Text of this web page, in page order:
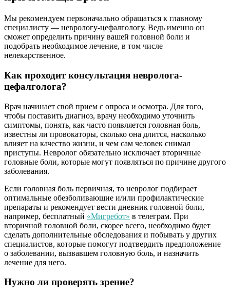
Мы рекомендуем первоначально обращаться к главному
специалисту — неврологу-цефалгологу. Ведь именно он
сможет определить причину вашей головной боли и
подобрать необходимое лечение, в том числе
нелекарственное.
Как проходит консультация невролога-
цефалголога?
Врач начинает свой прием с опроса и осмотра. Для того,
чтобы поставить диагноз, врачу необходимо уточнить
симптомы, понять, как часто появляется головная боль,
известны ли провокаторы, сколько она длится, насколько
влияет на качество жизни, и чем сам человек снимал
приступы. Невролог обязательно исключает вторичные
головные боли, которые могут появляться по причине другого
заболевания.
Если головная боль первичная, то невролог подбирает
оптимальные обезболивающие и/или профилактические
препараты и рекомендует вести дневник головной боли,
например, бесплатный «Мигребот» в телеграм. При
вторичной головной боли, скорее всего, необходимо будет
сделать дополнительные обследования и побывать у других
специалистов, которые помогут подтвердить предположение
о заболевании, вызвавшем головную боль, и назначить
лечение для него.
Нужно ли проверять зрение?